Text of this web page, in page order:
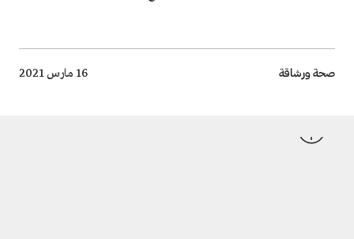
Breadcrumb
صحة ورشاقة